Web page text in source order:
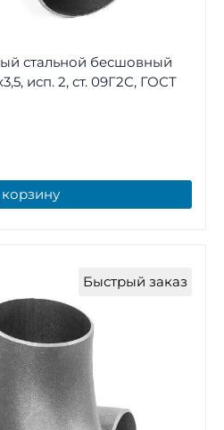
стальной бесшовный
исп. 2, ст. 09Г2С, ГОСТ
Быстрый заказ